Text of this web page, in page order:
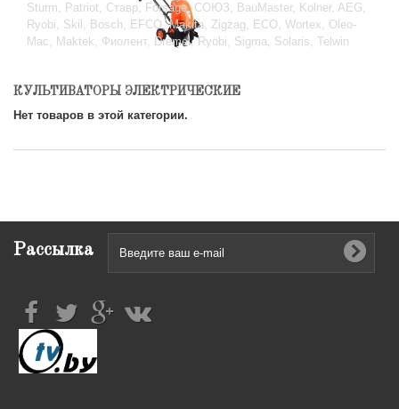
Sturm, Patriot, Ставр, Forsage, СОЮЗ, BauMaster, Kolner, AEG,
Ryobi, Skil, Bosch, EFCO, Makita, Zigzag, ECO, Wortex, Oleo-
Mac, Maktek, Фиолент, Dremel, Ryobi, Sigma, Solaris, Telwin
КУЛЬТИВАТОРЫ ЭЛЕКТРИЧЕСКИЕ
Нет товаров в этой категории.
Рассылка